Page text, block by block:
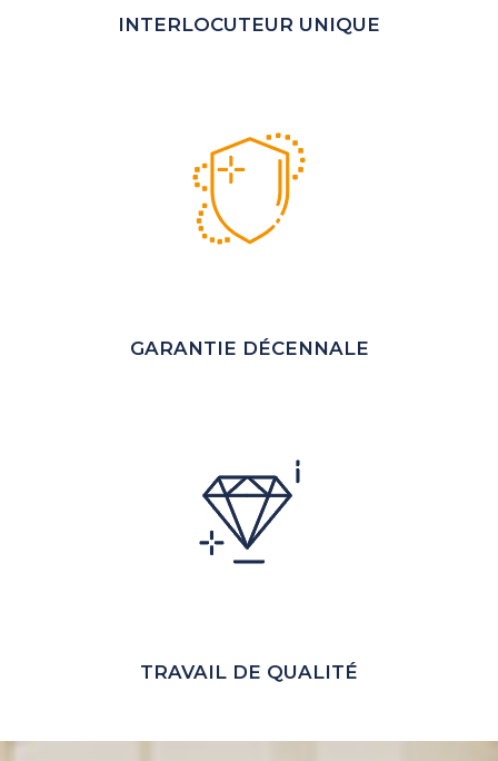
INTERLOCUTEUR UNIQUE
GARANTIE DÉCENNALE
TRAVAIL DE QUALITÉ